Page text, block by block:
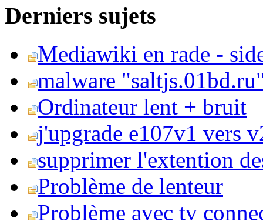
Derniers sujets
Mediawiki en rade -
malware
Ordinateur lent + bruit
j'upgrade e107v1 vers
supprimer l'extention
Problème de lenteur
Problème avec tv